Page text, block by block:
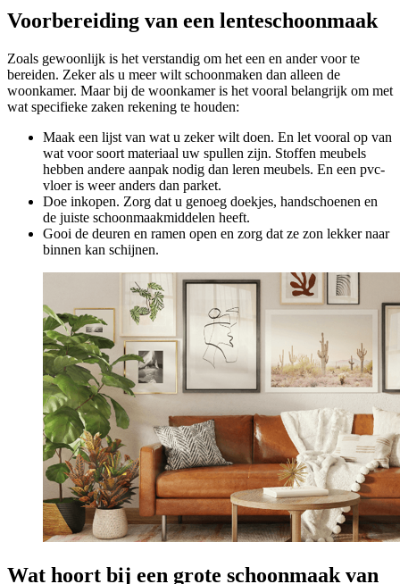
Voorbereiding van een lenteschoonmaak
Zoals gewoonlijk is het verstandig om het een en ander voor te
bereiden. Zeker als u meer wilt schoonmaken dan alleen de
woonkamer. Maar bij de woonkamer is het vooral belangrijk om met
wat specifieke zaken rekening te houden:
Maak een lijst van wat u zeker wilt doen. En let vooral op van
wat voor soort materiaal uw spullen zijn. Stoffen meubels
hebben andere aanpak nodig dan leren meubels. En een pvc-
vloer is weer anders dan parket.
Doe inkopen. Zorg dat u genoeg doekjes, handschoenen en
de juiste schoonmaakmiddelen heeft.
Gooi de deuren en ramen open en zorg dat ze zon lekker naar
binnen kan schijnen.
Wat hoort bij een grote schoonmaak van